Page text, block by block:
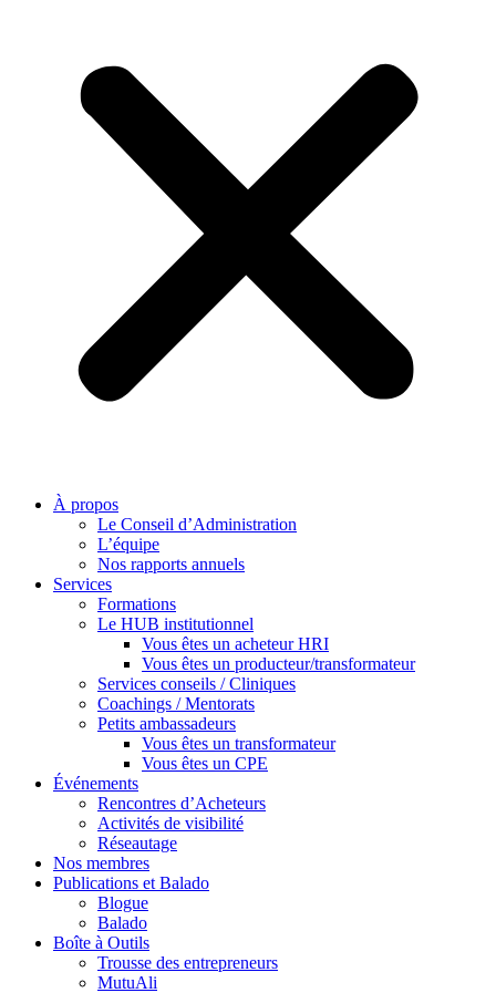
À propos
Le Conseil d’Administration
L’équipe
Nos rapports annuels
Services
Formations
Le HUB institutionnel
Vous êtes un acheteur HRI
Vous êtes un producteur/transformateur
Services conseils / Cliniques
Coachings / Mentorats
Petits ambassadeurs
Vous êtes un transformateur
Vous êtes un CPE
Événements
Rencontres d’Acheteurs
Activités de visibilité
Réseautage
Nos membres
Publications et Balado
Blogue
Balado
Boîte à Outils
Trousse des entrepreneurs
MutuAli